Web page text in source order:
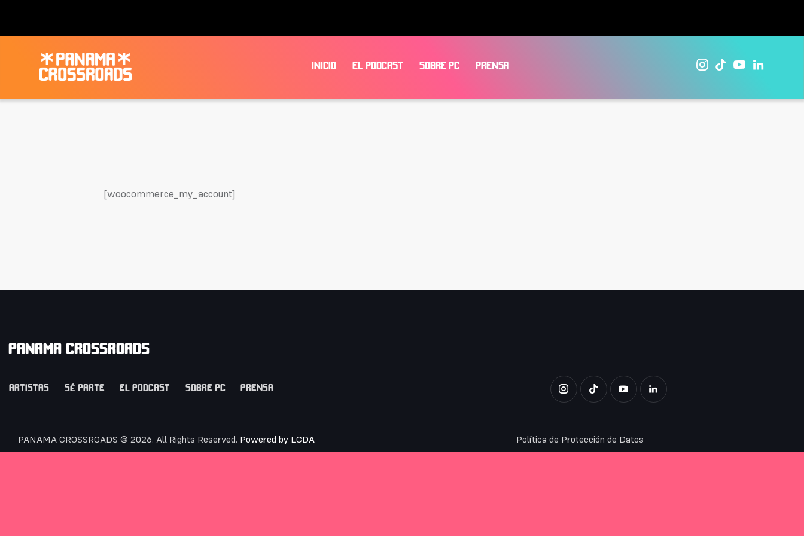
INICIO EL PODCAST SOBRE PC PRENSA
[woocommerce_my_account]
PANAMA CROSSROADS
ARTISTAS SÉ PARTE EL PODCAST SOBRE PC PRENSA
PANAMA CROSSROADS © 2026. All Rights Reserved. Powered by LCDA Política de Protección de Datos